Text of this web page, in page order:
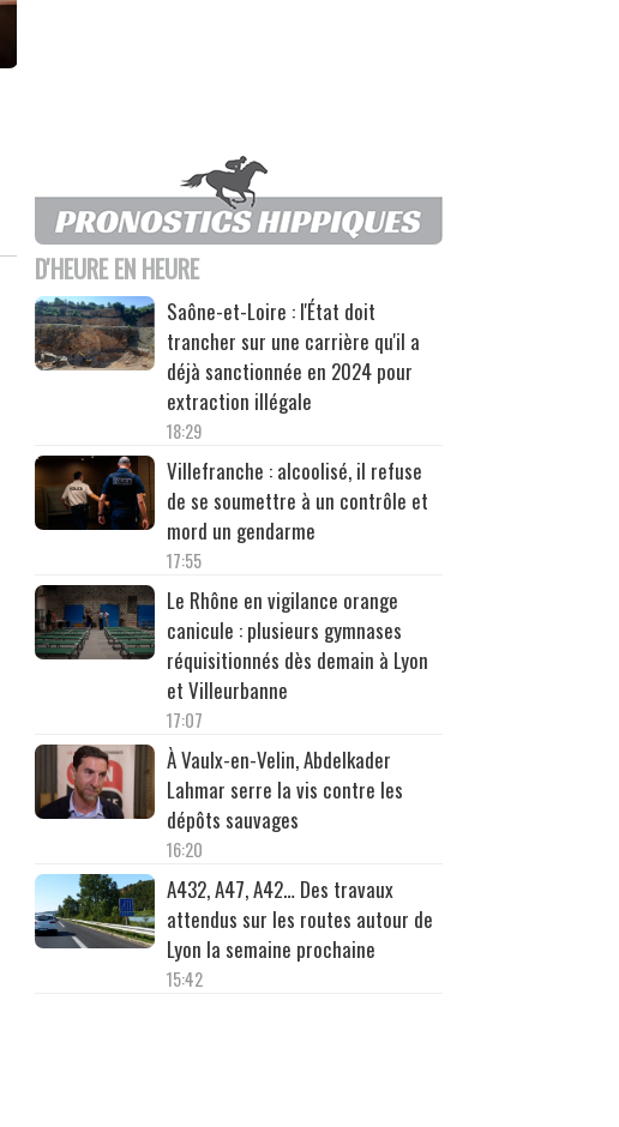
D'HEURE EN HEURE
Saône-et-Loire : l'État doit
trancher sur une carrière qu'il a
déjà sanctionnée en 2024 pour
extraction illégale
18:29
Villefranche : alcoolisé, il refuse
de se soumettre à un contrôle et
mord un gendarme
17:55
Le Rhône en vigilance orange
canicule : plusieurs gymnases
réquisitionnés dès demain à Lyon
et Villeurbanne
17:07
À Vaulx-en-Velin, Abdelkader
Lahmar serre la vis contre les
dépôts sauvages
16:20
A432, A47, A42… Des travaux
attendus sur les routes autour de
Lyon la semaine prochaine
15:42